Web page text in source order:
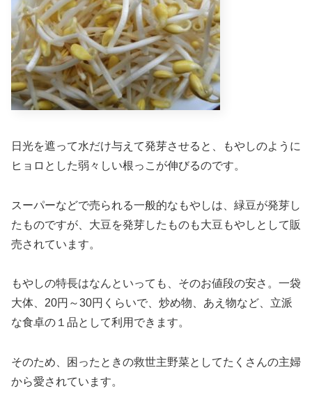
日光を遮って水だけ与えて発芽させると、もやしのように
ヒョロとした弱々しい根っこが伸びるのです。
スーパーなどで売られる一般的なもやしは、緑豆が発芽し
たものですが、大豆を発芽したものも大豆もやしとして販
売されています。
もやしの特長はなんといっても、そのお値段の安さ。一袋
大体、20円～30円くらいで、炒め物、あえ物など、立派
な食卓の１品として利用できます。
そのため、困ったときの救世主野菜としてたくさんの主婦
から愛されています。